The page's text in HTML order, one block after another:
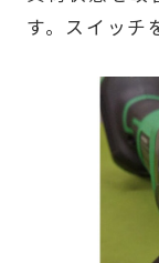
す。スイッチ